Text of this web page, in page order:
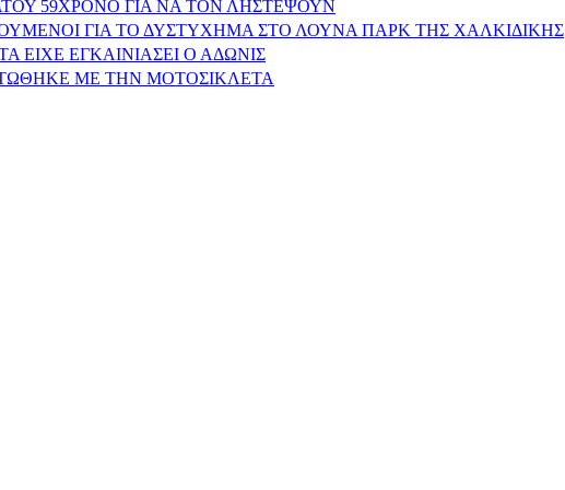
59ΧΡΟΝΟ ΓΙΑ ΝΑ ΤΟΝ ΛΗΣΤΕΨΟΥΝ
ΓΙΑ ΤΟ ΔΥΣΤΥΧΗΜΑ ΣΤΟ ΛΟΥΝΑ ΠΑΡΚ ΤΗΣ ΧΑΛΚΙΔΙΚΗΣ
ΕΙΧΕ ΕΓΚΑΙΝΙΑΣΕΙ Ο ΑΔΩΝΙΣ
ΜΕ ΤΗΝ ΜΟΤΟΣΙΚΛΕΤΑ